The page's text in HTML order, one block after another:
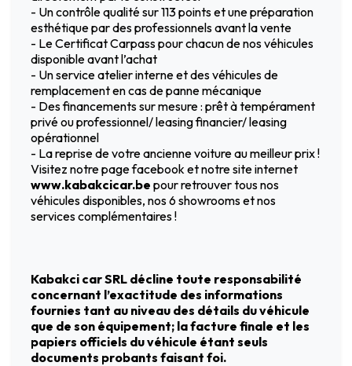
- Un contrôle qualité sur 113 points et une préparation
esthétique par des professionnels avant la vente
- Le Certificat Carpass pour chacun de nos véhicules
disponible avant l’achat
- Un service atelier interne et des véhicules de
remplacement en cas de panne mécanique
- Des financements sur mesure : prêt à tempérament
privé ou professionnel/ leasing financier/ leasing
opérationnel
- La reprise de votre ancienne voiture au meilleur prix !
Visitez notre page facebook et notre site internet
www.kabakcicar.be pour retrouver tous nos
véhicules disponibles, nos 6 showrooms et nos
services complémentaires !
Kabakci car SRL décline toute responsabilité
concernant l’exactitude des informations
fournies tant au niveau des détails du véhicule
que de son équipement; la facture finale et les
papiers officiels du véhicule étant seuls
documents probants faisant foi.